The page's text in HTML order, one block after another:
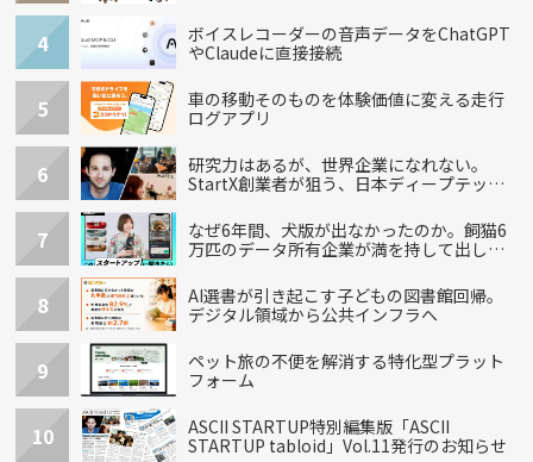
4
ボイスレコーダーの音声データをChatGPT
やClaudeに直接接続
5
車の移動そのものを体験価値に変える走行
ログアプリ
6
研究力はあるが、世界企業になれない。
StartX創業者が狙う、日本ディープテック
7
なぜ6年間、犬版が出なかったのか。飼猫6
万匹のデータ所有企業が満を持して出し
8
AI選書が引き起こす子どもの図書館回帰。
デジタル領域から公共インフラへ
9
ペット旅の不便を解消する特化型プラット
フォーム
10
ASCII STARTUP特別編集版「ASCII
STARTUP tabloid」Vol.11発行のお知らせ